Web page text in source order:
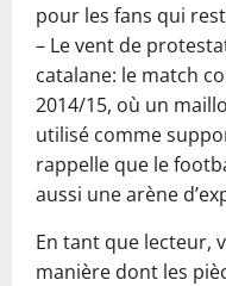
pour les fans qui
– Le vent de
catalane: le match
2014/15, où un
utilisé comme
rappelle que le
aussi une arène
En tant que lecteur,
manière dont les